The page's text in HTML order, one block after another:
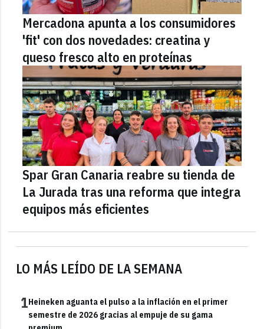
LO MÁS LEÍDO DE LA SEMANA
1Heineken aguanta el pulso a la inflación en el primer
semestre de 2026 gracias al empuje de su gama
Mercadona apunta a los consumidores
'fit' con dos novedades: creatina y
queso fresco alto en proteínas
Spar Gran Canaria reabre su tienda de
La Jurada tras una reforma que integra
equipos más eficientes